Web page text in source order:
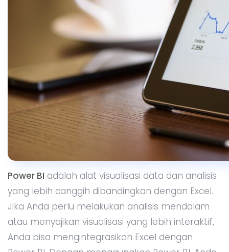
Manfaat Power BI:
Analisis lanjutan: Power BI menawarkan
kemampuan analisis yang jauh lebih dalam
dibandingkan Excel, termasuk kemampuan
untuk memanfaatkan algoritma AI dan
machine learning.
Visualisasi interaktif
: Anda bisa membuat
dashboard yang lebih dinamis dan
interaktif, memungkinkan Anda untuk
mengeksplorasi data secara lebih fleksibel.
sehingga Anda bisa terus memantau
perubahan yang terjadi tanpa harus
memuat ulang data secara manual.